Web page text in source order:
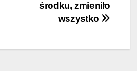
środku, zmieniło
wszystko